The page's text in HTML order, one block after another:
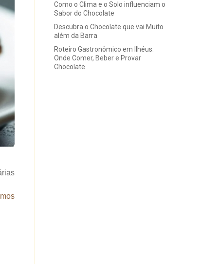
Como o Clima e o Solo influenciam o
Sabor do Chocolate
Descubra o Chocolate que vai Muito
além da Barra
Roteiro Gastronômico em Ilhéus:
Onde Comer, Beber e Provar
Chocolate